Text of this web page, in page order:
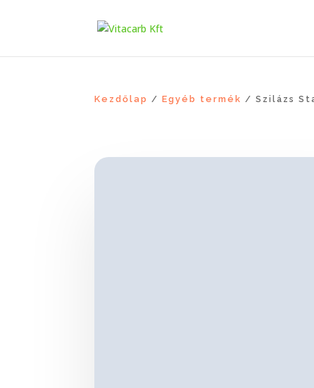
Kezdőlap /Egyéb termék / Szilázs